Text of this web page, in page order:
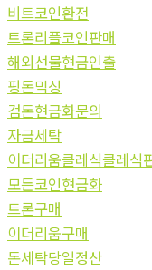
비트코인환전
트론리플코인판매
해외선물현금인출
핑돈믹싱
검돈현금화문의
자금세탁
이더리움클레식클레식
모든코인현금화
트론구매
이더리움구매
돈세탁당일정산